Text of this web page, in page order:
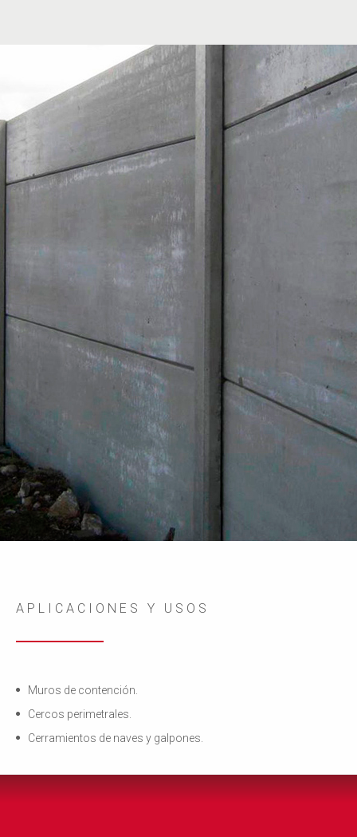
APLICACIONES Y USOS
Muros de contención.
Cercos perimetrales.
Cerramientos de naves y galpones.